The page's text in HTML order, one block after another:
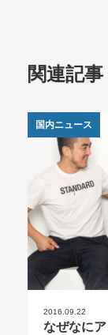
関連記事
国内ニュース
2016.09.22
なぜなに